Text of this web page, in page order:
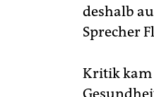
deshalb
Sprecher
Kritik kam